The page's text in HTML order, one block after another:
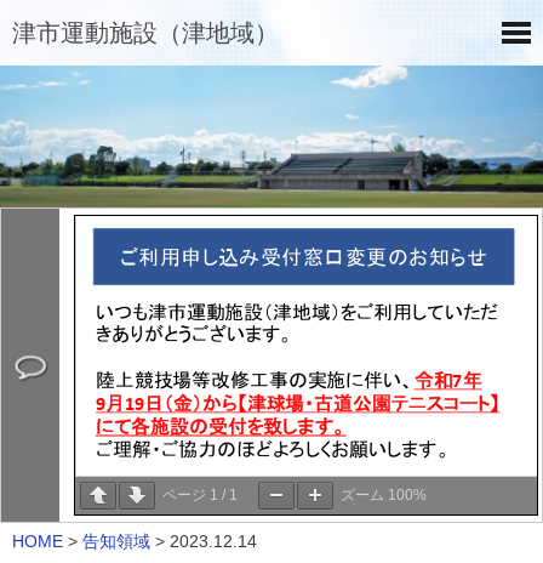
津市運動施設（津地域）
ページ 1 / 1 ズーム 100%
HOME > 告知領域 > 2023.12.14